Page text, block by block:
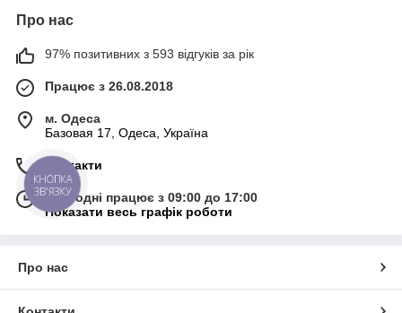
Про нас
97% позитивних з 593 відгуків за рік
Працює з 26.08.2018
м. Одеса
Базовая 17, Одеса, Україна
Контакти
Сьогодні працює з 09:00 до 17:00
Показати весь графік роботи
Про нас
КНОПКА
ЗВ'ЯЗКУ